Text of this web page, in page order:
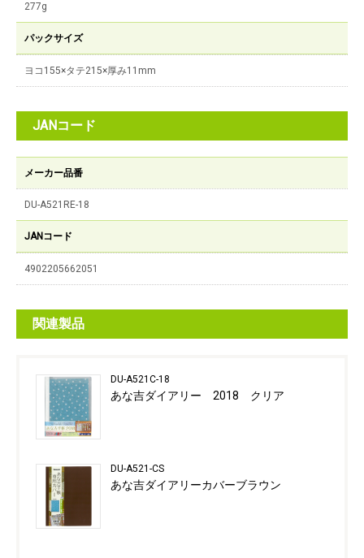
277g
パックサイズ
ヨコ155×タテ215×厚み11mm
JANコード
メーカー品番
DU-A521RE-18
JANコード
4902205662051
関連製品
DU-A521C-18
あな吉ダイアリー 2018 クリア
DU-A521-CS
あな吉ダイアリーカバーブラウン